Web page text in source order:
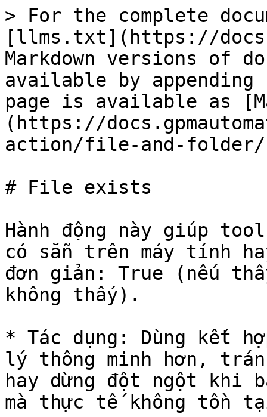
> For the complete
[llms.txt](https://
Markdown versions of
available by
page is available as
(https://
action/file-and-
# File exists
Hành động này giúp
có sẵn trên máy tính
đơn giản: True (nếu
không thấy).
* Tác dụng: Dùng kết
lý thông minh hơn,
hay dừng đột ngột khi
mà thực tế không tồn